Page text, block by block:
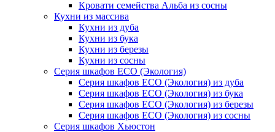
Кровати семейства Альба из сосны
Кухни из массива
Кухни из дуба
Кухни из бука
Кухни из березы
Кухни из сосны
Серия шкафов ECO (Экология)
Серия шкафов ECO (Экология) из дуба
Серия шкафов ECO (Экология) из бука
Серия шкафов ECO (Экология) из березы
Серия шкафов ECO (Экология) из сосны
Серия шкафов Хьюстон